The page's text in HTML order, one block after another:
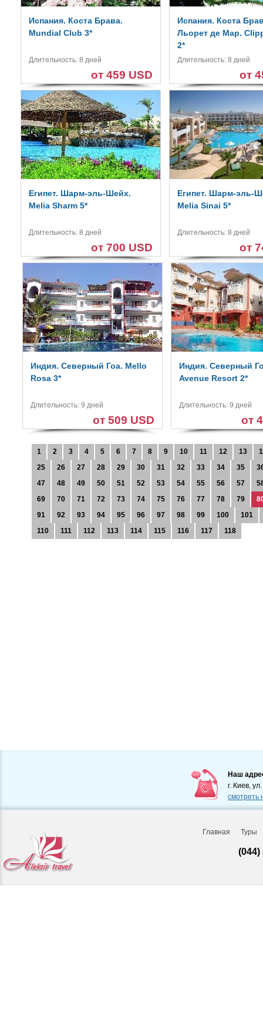
Испания. Коста Брава.
Mundial Club 3*
Длительность: 8 дней
от 459 USD
Испания. Коста
Льорет де Мар.
2*
Длительность: 8 дней
от
Египет. Шарм-эль-Шейх.
Melia Sharm 5*
Длительность: 8 дней
от 700 USD
Египет. Шарм-эль-
Melia Sinai 5*
Длительность: 8 дней
от
Индия. Северный Гоа. Mello
Rosa 3*
Длительность: 9 дней
от 509 USD
Индия. Северный
Avenue Resort 2*
Длительность: 9 дней
от
1 2 3 4 5 6 7 8 9 10 11 12 13
25
26 27 28 29 30 31 32 33 34 35
47
48 49 50 51 52 53 54 55 56 57
69
70 71 72 73 74 75 76 77 78 79
91
92 93 94 95 96 97 98 99 100
101
110
111 112 113 114 115 116 117 118
Наш
г. Киев,
смотреть
Главная Туры
(044)